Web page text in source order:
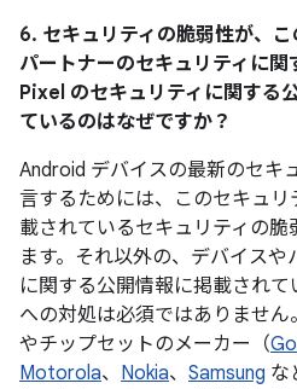
6. セキュリティの脆弱性が、
パートナーのセキュリティに
Pixel のセキュリティに関する
ているのはなぜですか？
Android デバイスの最新のセキ
言するためには、このセキュ
載されているセキュリティの
ます。それ以外の、デバイスや
に関する公開情報に掲載され
への対処は必須ではありませ
やチップセットのメーカー（
Motorola、 Nokia、 Samsung な